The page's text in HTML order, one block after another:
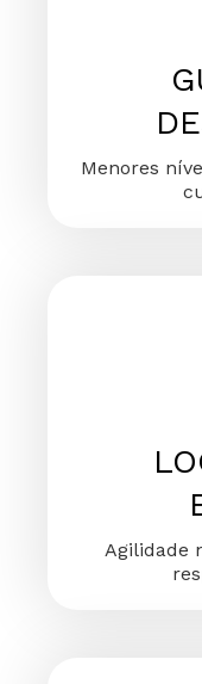
Menores
Agilidade